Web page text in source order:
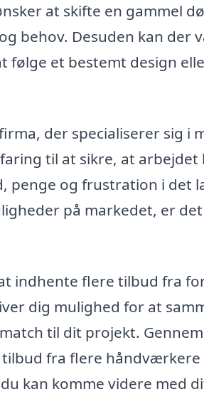
at skifte en gammel
behov. Desuden kan der
følge et bestemt design
der specialiserer sig i
til at sikre, at
penge og frustration i det
på markedet, er
indhente flere tilbud fra
dig mulighed for at
til dit projekt.
fra flere
kan komme videre med